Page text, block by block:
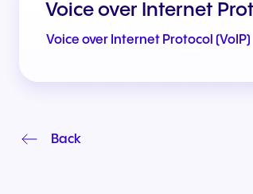
Voice over Internet
Voice over Internet Protocol (VoIP)
Back